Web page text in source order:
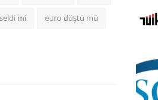
mi euro düştü mü